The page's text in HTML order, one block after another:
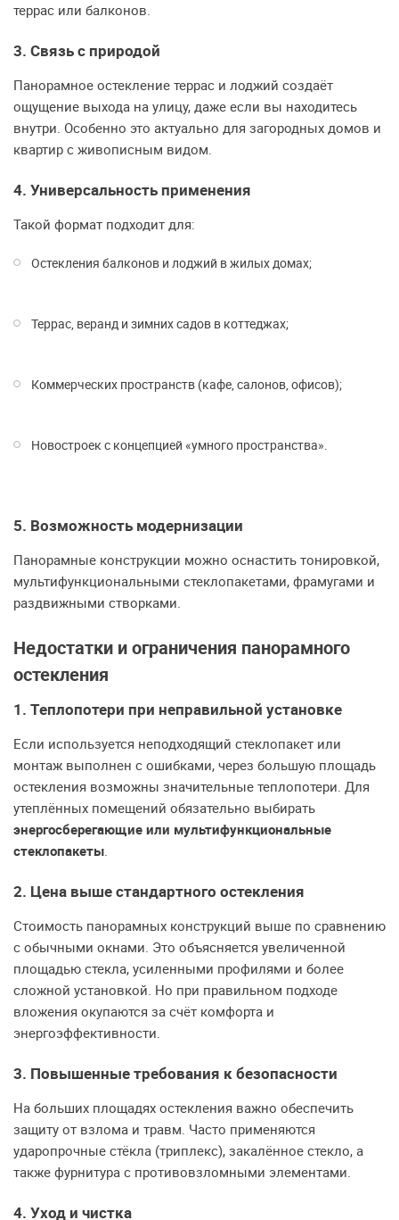
террас или балконов.
3. Связь с природой
Панорамное остекление террас и лоджий создаёт
ощущение выхода на улицу, даже если вы находитесь
внутри. Особенно это актуально для загородных домов и
квартир с живописным видом.
4. Универсальность применения
Такой формат подходит для:
Остекления балконов и лоджий в жилых домах;
Террас, веранд и зимних садов в коттеджах;
Коммерческих пространств (кафе, салонов, офисов);
Новостроек с концепцией «умного пространства».
5. Возможность модернизации
Панорамные конструкции можно оснастить тонировкой,
мультифункциональными стеклопакетами, фрамугами и
раздвижными створками.
Недостатки и ограничения панорамного
остекления
1. Теплопотери при неправильной установке
Если используется неподходящий стеклопакет или
монтаж выполнен с ошибками, через большую площадь
остекления возможны значительные теплопотери. Для
утеплённых помещений обязательно выбирать
энергосберегающие или мультифункциональные
стеклопакеты.
2. Цена выше стандартного остекления
Стоимость панорамных конструкций выше по сравнению
с обычными окнами. Это объясняется увеличенной
площадью стекла, усиленными профилями и более
сложной установкой. Но при правильном подходе
вложения окупаются за счёт комфорта и
энергоэффективности.
3. Повышенные требования к безопасности
На больших площадях остекления важно обеспечить
защиту от взлома и травм. Часто применяются
ударопрочные стёкла (триплекс), закалённое стекло, а
также фурнитура с противовзломными элементами.
4. Уход и чистка